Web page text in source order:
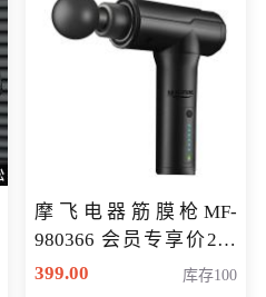
摩飞电器筋膜枪MF-
980366 会员专享价299
元
399.00 库存100